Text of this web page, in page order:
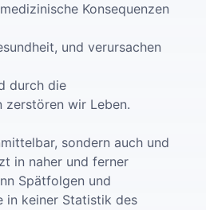
Konsequenzen
und verursachen
durch die
zerstören wir Leben.
sondern auch und
in naher und ferner
Spätfolgen und
in keiner Statistik des